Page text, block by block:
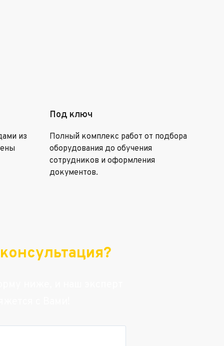
из
Под ключ
Полный комплекс работ от подбора
оборудования до обучения
сотрудников и оформления
документов.